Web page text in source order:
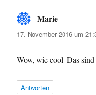
Marie
17. November 2016 um
Wow, wie cool. Das sind
Antworten